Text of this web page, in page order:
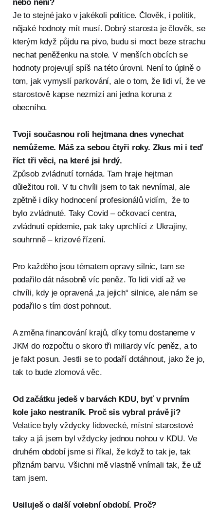
nebo není?
Je to stejné jako v jakékoli politice. Člověk, i politik,
nějaké hodnoty mít musí. Dobrý starosta je člověk, se
kterým když půjdu na pivo, budu si moct beze strachu
nechat peněženku na stole. V menších obcích se
hodnoty projevují spíš na této úrovni. Není to úplně o
tom, jak vymyslí parkování, ale o tom, že lidi ví, že ve
starostově kapse nezmizí ani jedna koruna z
obecního.
Tvoji současnou roli hejtmana dnes vynechat
nemůžeme. Máš za sebou čtyři roky. Zkus mi i teď
říct tři věci, na které jsi hrdý.
Způsob zvládnutí tornáda. Tam hraje hejtman
důležitou roli. V tu chvíli jsem to tak nevnímal, ale
zpětně i díky hodnocení profesionálů vidím, že to
bylo zvládnuté. Taky Covid – očkovací centra,
zvládnutí epidemie, pak taky uprchlíci z Ukrajiny,
souhrnně – krizové řízení.
Pro každého jsou tématem opravy silnic, tam se
podařilo dát násobně víc peněz. To lidi vidí až ve
chvíli, kdy je opravená „ta jejich“ silnice, ale nám se
podařilo s tím dost pohnout.
A změna financování krajů, díky tomu dostaneme v
JKM do rozpočtu o skoro tři miliardy víc peněz, a to
je fakt posun. Jestli se to podaří dotáhnout, jako že jo,
tak to bude zlomová věc.
Od začátku jedeš v barvách KDU, byť v prvním
kole jako nestraník. Proč sis vybral právě ji?
Velatice byly vždycky lidovecké, místní starostové
taky a já jsem byl vždycky jednou nohou v KDU. Ve
druhém období jsme si říkal, že když to tak je, tak
přiznám barvu. Všichni mě vlastně vnímali tak, že už
tam jsem.
Usiluješ o další volební období. Proč?